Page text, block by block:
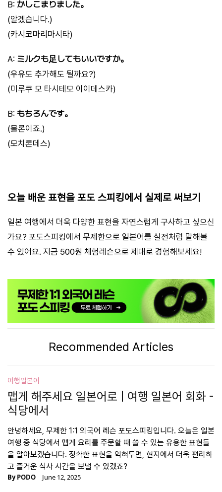
B: かしこまりました。
(알겠습니다.)
(카시코마리마시타)
A: ミルクも足してもいいですか。
(우유도 추가해도 될까요?)
(미루쿠 모 타시테모 이이데스카)
B: もちろんです。
(물론이죠.)
(모치론데스)
오늘 배운 표현을 포도 스피킹에서 실제로 써보기
일본 여행에서 더욱 다양한 표현을 자연스럽게 구사하고 싶으신
가요? 포도스피킹에서 무제한으로 일본어를 실전처럼 말해볼
수 있어요. 지금 500원 체험레슨으로 제대로 경험해보세요!
Recommended Articles
여행일본어
맵게 해주세요 일본어로 | 여행 일본어 회화 -
식당에서
안녕하세요, 무제한 1:1 외국어 레슨 포도스피킹입니다. 오늘은 일본
여행 중 식당에서 맵게 요리를 주문할 때 쓸 수 있는 유용한 표현들
을 알아보겠습니다. 정확한 표현을 익혀두면, 현지에서 더욱 편리하
고 즐거운 식사 시간을 보낼 수 있겠죠?
ByPODO June 12, 2025